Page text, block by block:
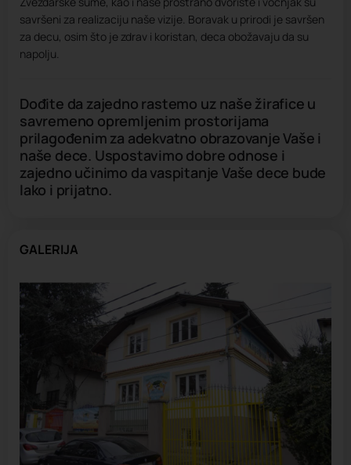
savršeni za realizaciju naše vizije. Boravak u prirodi je savršen
za decu, osim što je zdrav i koristan, deca obožavaju da su
napolju.
Dođite da zajedno rastemo uz naše žirafice u
savremeno opremljenim prostorijama
prilagođenim za adekvatno obrazovanje Vaše i
naše dece. Uspostavimo dobre odnose i
zajedno učinimo da vaspitanje Vaše dece bude
lako i prijatno.
GALERIJA